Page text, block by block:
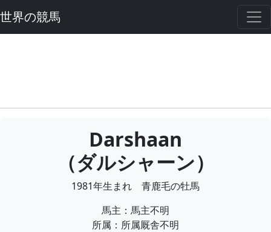
世界の競馬
Darshaan
（ダルシャーン）
1981年生まれ 青鹿毛の牡馬
馬主：馬主不明
所属：所属厩舎不明